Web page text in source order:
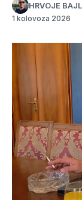
HRVOJE
1 kolovoza 2026